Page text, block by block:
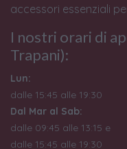
accessori essenziali
I nostri orari di
Trapani):
Lun:
dalle 15:45 alle 19:30
Dal Mar al Sab:
dalle 09:45 alle 13:15 e
dalle 15:45 alle 19:30